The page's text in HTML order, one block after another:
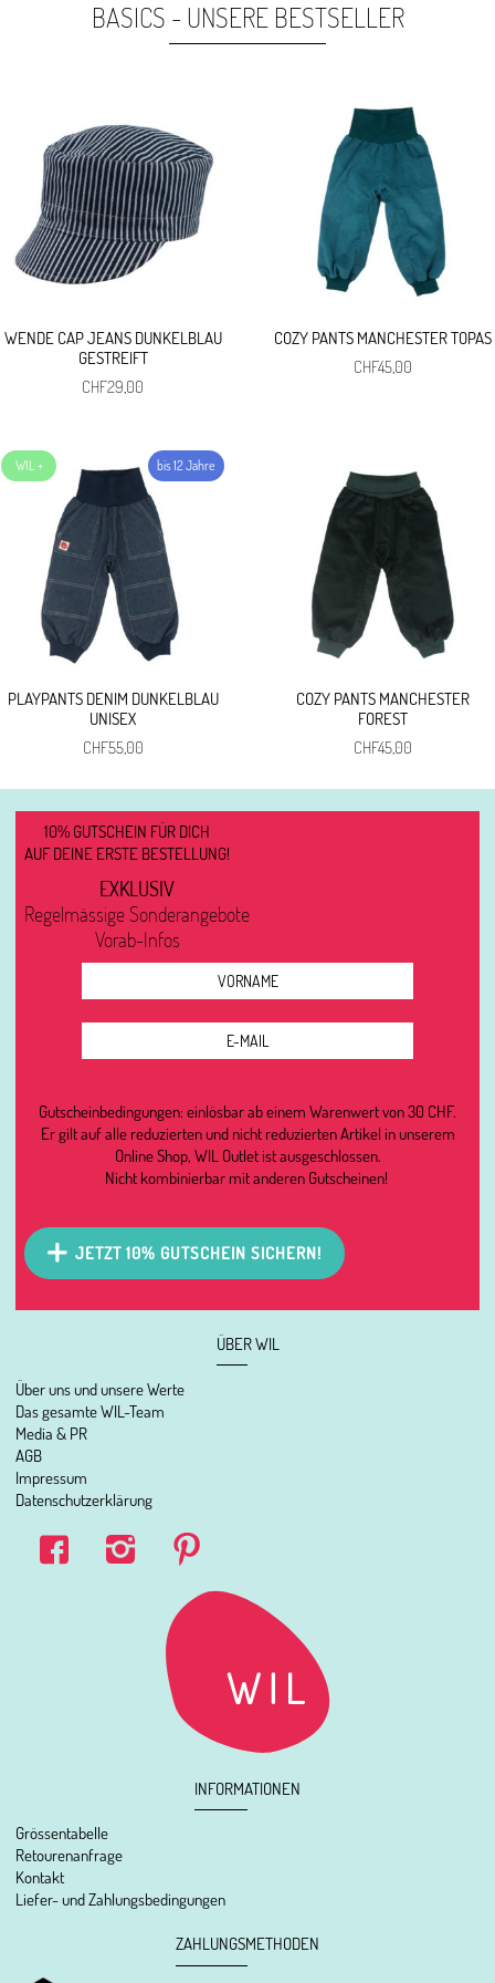
CHF29,00CHF5,00.
CHF5,00
BASICS - UNSERE BESTSELLER
WENDE CAP JEANS DUNKELBLAU
GESTREIFT
CHF29,00
COZY PANTS MANCHESTER TOPAS
CHF45,00
PLAYPANTS DENIM DUNKELBLAU
UNISEX
CHF55,00
COZY PANTS MANCHESTER
FOREST
CHF45,00
ÜBER WIL
Über uns und unsere Werte
Das gesamte WIL-Team
Media & PR
AGB
Impressum
Datenschutzerklärung
INFORMATIONEN
Grössentabelle
Retourenanfrage
Kontakt
Liefer- und Zahlungsbedingungen
ZAHLUNGSMETHODEN
10% GUTSCHEIN FÜR DICH
AUF DEINE ERSTE BESTELLUNG!
EXKLUSIV
Regelmässige Sonderangebote
Vorab-Infos
Gutscheinbedingungen: einlösbar ab einem Warenwert von 30 CHF.
Er gilt auf alle reduzierten und nicht reduzierten Artikel in unserem
Online Shop, WIL Outlet ist ausgeschlossen.
Nicht kombinierbar mit anderen Gutscheinen!
JETZT 10% GUTSCHEIN SICHERN!